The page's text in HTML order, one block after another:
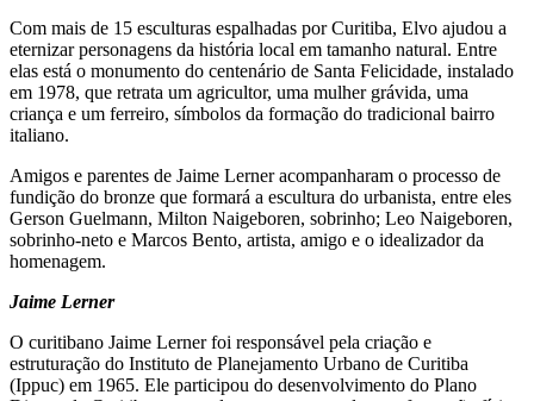
Com mais de 15 esculturas espalhadas por Curitiba, Elvo ajudou a
eternizar personagens da história local em tamanho natural. Entre
elas está o monumento do centenário de Santa Felicidade, instalado
em 1978, que retrata um agricultor, uma mulher grávida, uma
criança e um ferreiro, símbolos da formação do tradicional bairro
italiano.
Amigos e parentes de Jaime Lerner acompanharam o processo de
fundição do bronze que formará a escultura do urbanista, entre eles
Gerson Guelmann, Milton Naigeboren, sobrinho; Leo Naigeboren,
sobrinho-neto e Marcos Bento, artista, amigo e o idealizador da
homenagem.
Jaime Lerner
O curitibano Jaime Lerner foi responsável pela criação e
estruturação do Instituto de Planejamento Urbano de Curitiba
(Ippuc) em 1965. Ele participou do desenvolvimento do Plano